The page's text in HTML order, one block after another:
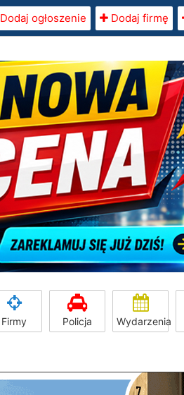
Dodaj ogłoszenie Dodaj firmę
Firmy Policja Wydarzenia